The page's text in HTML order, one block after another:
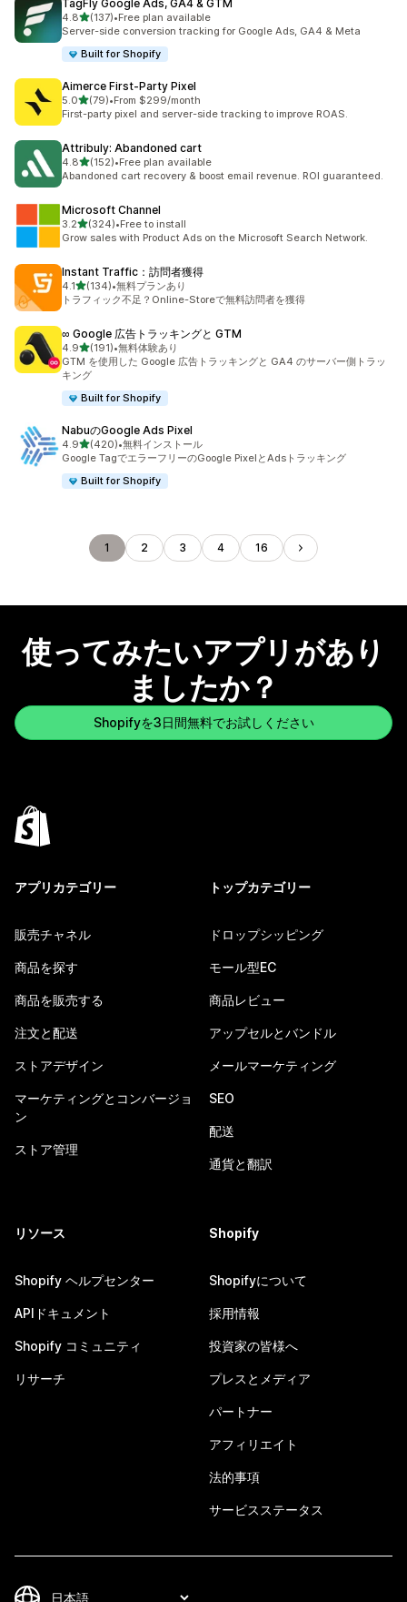
TagFly Google Ads, GA4 & GTM
4.85つ星中
(137)
合計レビュー数：137件
•Free plan available
Server-side conversion tracking for Google Ads, GA4 & Meta
Built for Shopify
Aimerce First‑Party Pixel
5.05つ星中
(79)
合計レビュー数：79件
•From $299/month
First-party pixel and server-side tracking to improve ROAS.
Attribuly: Abandoned cart
4.85つ星中
(152)
合計レビュー数：152件
•Free plan available
Abandoned cart recovery & boost email revenue. ROI guaranteed.
Microsoft Channel
3.25つ星中
(324)
合計レビュー数：324件
•Free to install
Grow sales with Product Ads on the Microsoft Search Network.
Instant Traffic：訪問者獲得
4.15つ星中
(134)
合計レビュー数：134件
•無料プランあり
トラフィック不足？Online-Storeで無料訪問者を獲得
∞ Google 広告トラッキングと GTM
4.95つ星中
(191)
合計レビュー数：191件
•無料体験あり
GTM を使用した Google 広告トラッキングと GA4 のサーバー側トラッ
キング
Built for Shopify
NabuのGoogle Ads Pixel
4.95つ星中
(420)
合計レビュー数：420件
•無料インストール
Google TagでエラーフリーのGoogle PixelとAdsトラッキング
Built for Shopify
1 2 3 4 16
使ってみたいアプリがあり
ましたか？
Shopifyを3日間無料でお試しください
アプリカテゴリー
販売チャネル
商品を探す
商品を販売する
注文と配送
ストアデザイン
マーケティングとコンバージョ
ン
ストア管理
トップカテゴリー
ドロップシッピング
モール型EC
商品レビュー
アップセルとバンドル
メールマーケティング
SEO
配送
通貨と翻訳
リソース
Shopify ヘルプセンター
APIドキュメント
Shopify コミュニティ
リサーチ
Shopify
Shopifyについて
採用情報
投資家の皆様へ
プレスとメディア
パートナー
アフィリエイト
法的事項
サービスステータス